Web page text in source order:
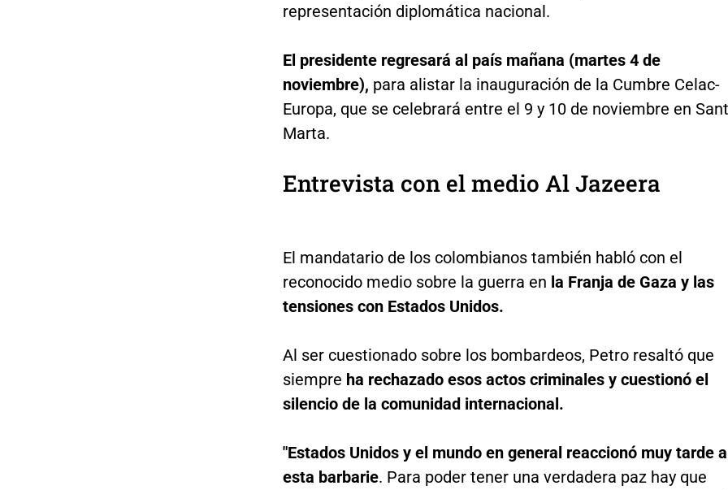
representación diplomática nacional.
El presidente regresará al país mañana (martes 4 de
noviembre), para alistar la inauguración de la Cumbre Celac-
Europa, que se celebrará entre el 9 y 10 de noviembre en
Marta.
Entrevista con el medio Al Jazeera
El mandatario de los colombianos también habló con el
reconocido medio sobre la guerra en la Franja de Gaza y las
tensiones con Estados Unidos.
Al ser cuestionado sobre los bombardeos, Petro resaltó que
siempre ha rechazado esos actos criminales y cuestionó el
silencio de la comunidad internacional.
"Estados Unidos y el mundo en general reaccionó muy tarde a
esta barbarie. Para poder tener una verdadera paz hay que